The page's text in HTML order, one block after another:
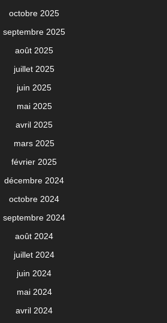
octobre 2025
septembre 2025
août 2025
juillet 2025
juin 2025
mai 2025
avril 2025
mars 2025
février 2025
décembre 2024
octobre 2024
septembre 2024
août 2024
juillet 2024
juin 2024
mai 2024
avril 2024